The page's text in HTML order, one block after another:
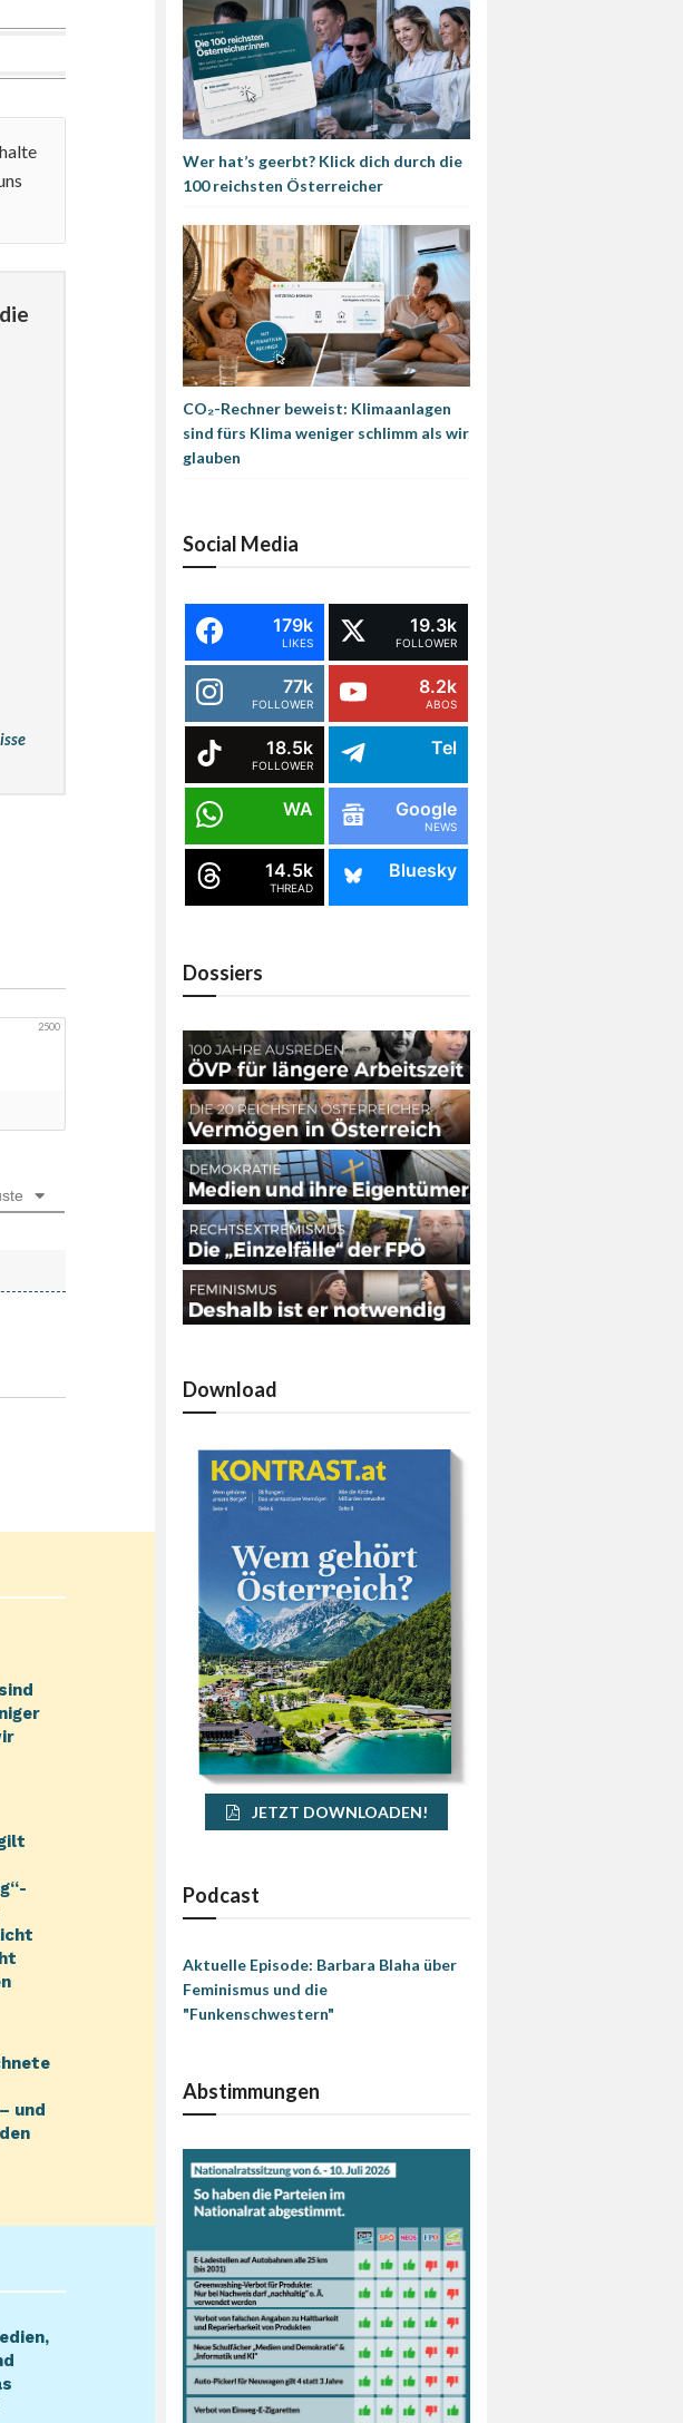
2500
und
Wer hat’s geerbt? Klick dich durch die
100 reichsten Österreicher
CO₂-Rechner beweist: Klimaanlagen
sind fürs Klima weniger schlimm als wir
glauben
Social Media
179k
LIKES
19.3k
FOLLOWER
77k
FOLLOWER
8.2k
ABOS
18.5k
FOLLOWER
Tel
WA Google
NEWS
14.5k
THREAD
Bluesky
Dossiers
Download
JETZT DOWNLOADEN!
Podcast
Aktuelle Episode: Barbara Blaha über
Feminismus und die
"Funkenschwestern"
Abstimmungen